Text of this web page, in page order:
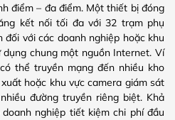
điểm – đa điểm. Một thiết bị đóng
kết nối tối đa với 32 trạm phụ
với các doanh nghiệp hoặc khu
chung một nguồn Internet. Ví
thể truyền mạng đến nhiều kho
hoặc khu vực camera giám sát
đường truyền riêng biệt. Khả
nghiệp tiết kiệm chi phí đầu